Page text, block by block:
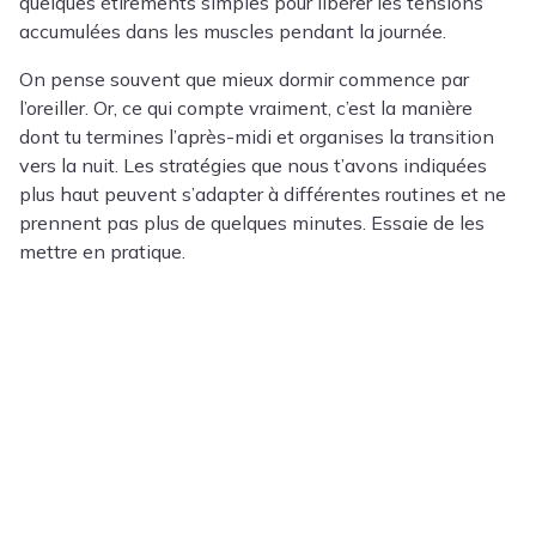
accumulées dans les muscles pendant la journée.
On pense souvent que mieux dormir commence par
l’oreiller. Or, ce qui compte vraiment, c’est la manière
dont tu termines l’après-midi et organises la transition
vers la nuit. Les stratégies que nous t’avons indiquées
plus haut peuvent s’adapter à différentes routines et ne
prennent pas plus de quelques minutes. Essaie de les
mettre en pratique.